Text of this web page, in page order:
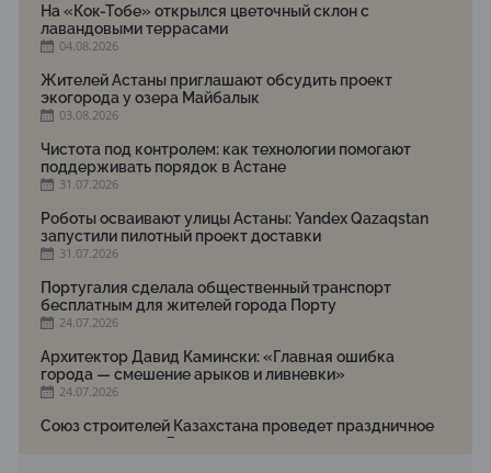
На «Кок-Тобе» открылся цветочный склон с
лавандовыми террасами
04.08.2026
Жителей Астаны приглашают обсудить проект
экогорода у озера Майбалык
03.08.2026
Чистота под контролем: как технологии помогают
поддерживать порядок в Астане
31.07.2026
Роботы осваивают улицы Астаны: Yandex Qazaqstan
запустили пилотный проект доставки
31.07.2026
Португалия сделала общественный транспорт
бесплатным для жителей города Порту
24.07.2026
Архитектор Давид Камински: «Главная ошибка
города — смешение арыков и ливневки»
24.07.2026
Союз строителей Казахстана проведет праздничное
мероприятие ко Дню строителя